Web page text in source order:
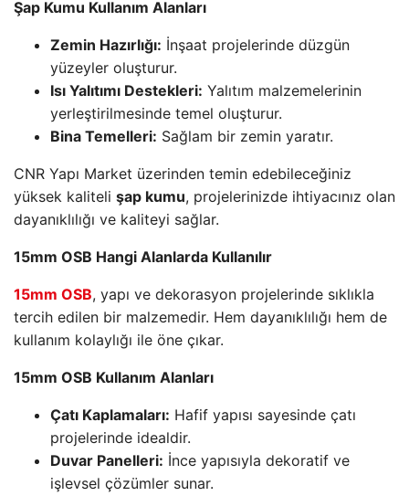
Şap Kumu Kullanım Alanları
Zemin Hazırlığı: İnşaat projelerinde düzgün
yüzeyler oluşturur.
Isı Yalıtımı Destekleri: Yalıtım malzemelerinin
yerleştirilmesinde temel oluşturur.
Bina Temelleri: Sağlam bir zemin yaratır.
CNR Yapı Market üzerinden temin edebileceğiniz
yüksek kaliteli şap kumu, projelerinizde ihtiyacınız olan
dayanıklılığı ve kaliteyi sağlar.
15mm OSB Hangi Alanlarda Kullanılır
15mm OSB, yapı ve dekorasyon projelerinde sıklıkla
tercih edilen bir malzemedir. Hem dayanıklılığı hem de
kullanım kolaylığı ile öne çıkar.
15mm OSB Kullanım Alanları
Çatı Kaplamaları: Hafif yapısı sayesinde çatı
projelerinde idealdir.
Duvar Panelleri: İnce yapısıyla dekoratif ve
işlevsel çözümler sunar.